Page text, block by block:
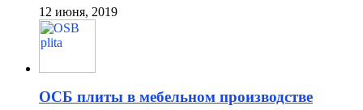
12 июня, 2019
ОСБ плиты в мебельном производстве